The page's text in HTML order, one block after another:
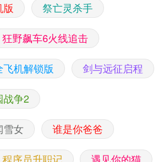
版 祭亡灵杀手
狂野飙车6火线追击
机解锁版 剑与远征启程
战争2
雪女 谁是你爸爸
程序员升职记 遇见你的猫